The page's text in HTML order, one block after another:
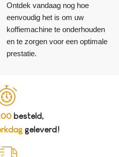
Ontdek vandaag nog hoe
eenvoudig het is om uw
koffiemachine te onderhouden
en te zorgen voor een optimale
prestatie.
besteld,
geleverd!